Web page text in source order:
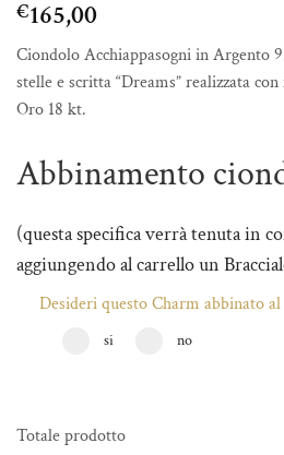
€165,00
Ciondolo Acchiappasogni in Argento
stelle e scritta “Dreams” realizzata
Oro 18 kt.
Abbinamento
(questa specifica verrà tenuta in
aggiungendo al carrello un
Desideri questo Charm abbinato
si no
Totale prodotto